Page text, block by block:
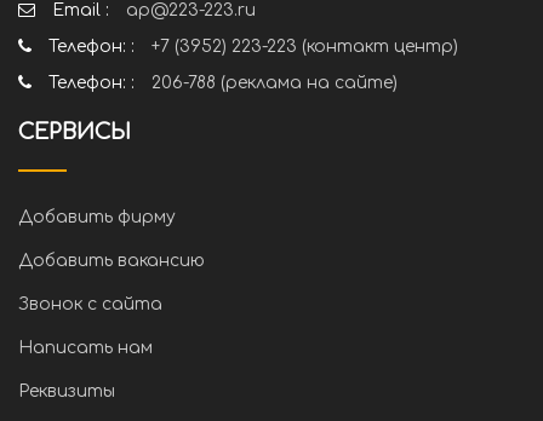
Email :
ap@223-223.ru
Телефон: :
+7 (3952) 223-223 (контакт центр)
Телефон: :
206-788 (реклама на сайте)
СЕРВИСЫ
Добавить фирму
Добавить вакансию
Звонок с сайта
Написать нам
Реквизиты